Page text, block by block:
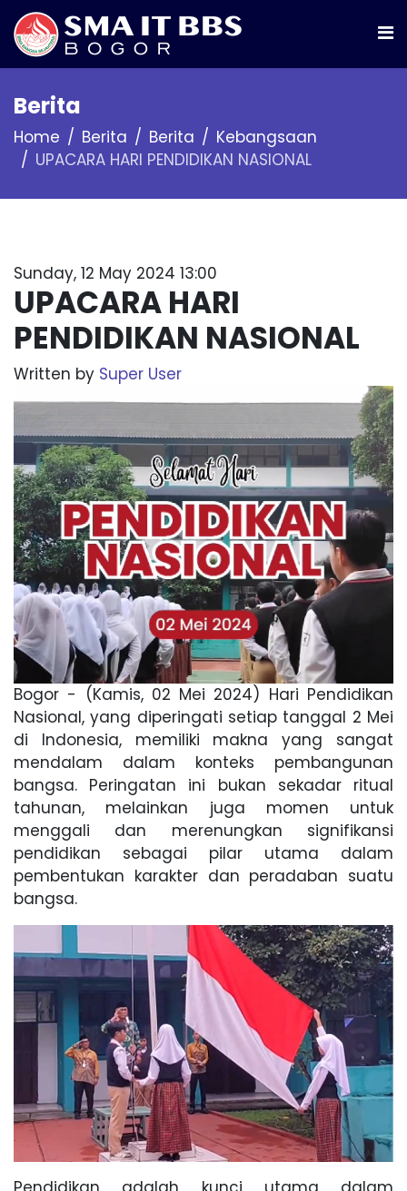
Berita
Home Berita Berita
Kebangsaan
UPACARA HARI PENDIDIKAN NASIONAL
Sunday, 12 May 2024 13:00
UPACARA HARI
PENDIDIKAN NASIONAL
Written by Super User
Bogor - (Kamis, 02 Mei 2024) Hari Pendidikan
Nasional, yang diperingati setiap tanggal 2 Mei
di Indonesia, memiliki makna yang sangat
mendalam dalam konteks pembangunan
bangsa. Peringatan ini bukan sekadar ritual
tahunan, melainkan juga momen untuk
menggali dan merenungkan signifikansi
pendidikan sebagai pilar utama dalam
pembentukan karakter dan peradaban suatu
bangsa.